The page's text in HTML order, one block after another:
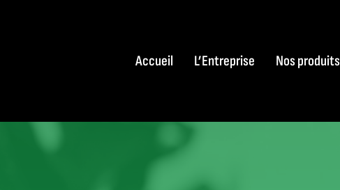
Accueil L’Entreprise Nos produits